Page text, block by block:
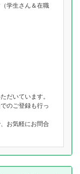
学生さん＆在職
だいています。
のご登録も行っ
お気軽にお問合